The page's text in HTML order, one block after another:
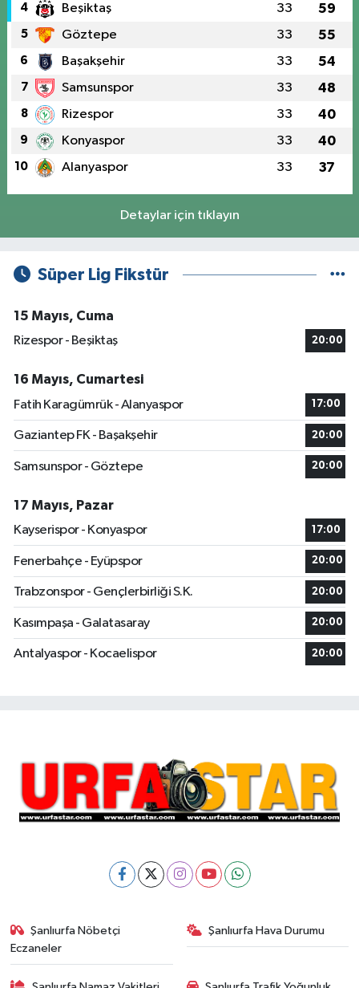
4 Beşiktaş 33 59
5 Göztepe 33 55
6 Başakşehir 33 54
7 Samsunspor 33 48
8 Rizespor 33 40
9 Konyaspor 33 40
10 Alanyaspor 33 37
Detaylar için tıklayın
Süper Lig Fikstür
15 Mayıs, Cuma
Rizespor - Beşiktaş
20:00
16 Mayıs, Cumartesi
Fatih Karagümrük - Alanyaspor
17:00
Gaziantep FK - Başakşehir 20:00
Samsunspor - Göztepe 20:00
17 Mayıs, Pazar
Kayserispor - Konyaspor
17:00
Fenerbahçe - Eyüpspor 20:00
Trabzonspor - Gençlerbirliği S.K. 20:00
Kasımpaşa - Galatasaray 20:00
Antalyaspor - Kocaelispor 20:00
Şanlıurfa Nöbetçi
Eczaneler
Şanlıurfa Hava Durumu